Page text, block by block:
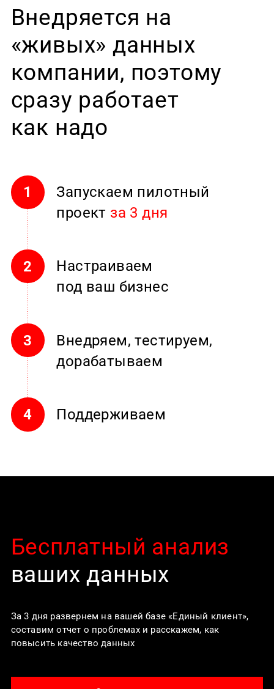
Внедряется на
«живых» данных
компании, поэтому
сразу работает
как надо
Запускаем пилотный
проект за 3 дня
1
Настраиваем
под ваш бизнес
2
Внедряем, тестируем,
дорабатываем
3
Поддерживаем
4
Бесплатный анализ
ваших данных
За 3 дня развернем на вашей базе «Единый клиент»,
составим отчет о проблемах и расскажем, как
повысить качество данных